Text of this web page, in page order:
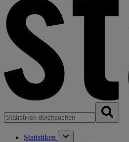
Statistiken